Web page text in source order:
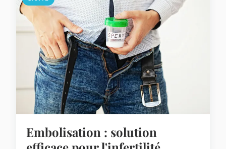
Embolisation : solution